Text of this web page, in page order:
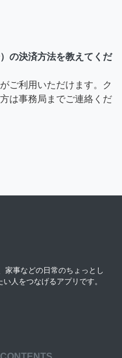
の決済方法を教えてくだ
ご利用いただけます。ク
は事務局までご連絡くだ
家事などの日常のちょっとし
人をつなげるアプリです。